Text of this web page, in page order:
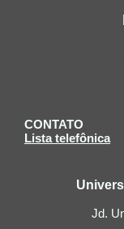
CONTATO
Lista telefônica
Jd.